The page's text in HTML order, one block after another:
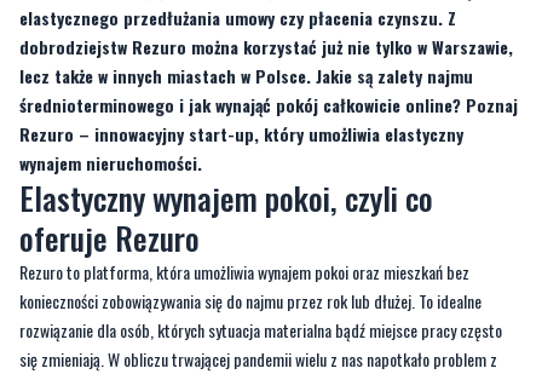
bądź hybrydowej. Rezuro to innowacyjna platforma, która
wychodzi naprzeciw rynkowym oczekiwaniom i proponuje najem
średnioterminowy pokoi oraz całych mieszkań z możliwością
elastycznego przedłużania umowy czy płacenia czynszu. Z
dobrodziejstw Rezuro można korzystać już nie tylko w Warszawie,
lecz także w innych miastach w Polsce. Jakie są zalety najmu
średnioterminowego i jak wynająć pokój całkowicie online? Poznaj
Rezuro – innowacyjny start-up, który umożliwia elastyczny
wynajem nieruchomości.
Elastyczny wynajem pokoi, czyli co
oferuje Rezuro
Rezuro to platforma, która umożliwia wynajem pokoi oraz mieszkań bez